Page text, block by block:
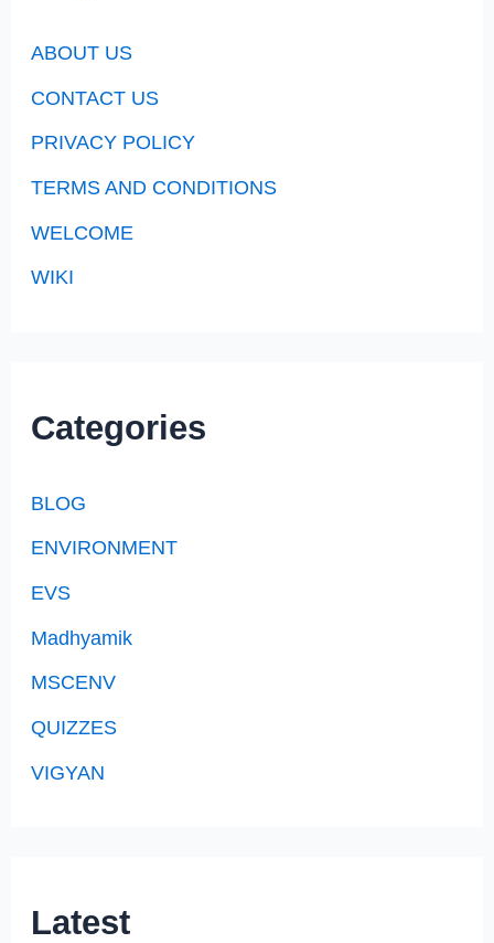
ABOUT US
CONTACT US
PRIVACY POLICY
TERMS AND CONDITIONS
WELCOME
WIKI
Categories
BLOG
ENVIRONMENT
EVS
Madhyamik
MSCENV
QUIZZES
VIGYAN
Latest